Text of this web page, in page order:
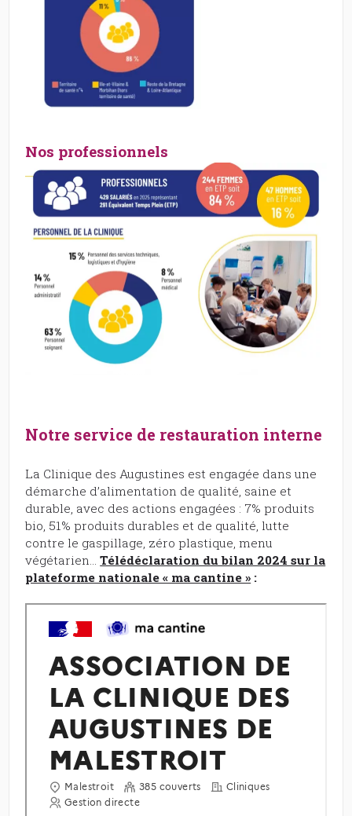
Nos professionnels
Notre service de restauration interne
La Clinique des Augustines est engagée dans une
démarche d’alimentation de qualité, saine et
durable, avec des actions engagées : 7% produits
bio, 51% produits durables et de qualité, lutte
contre le gaspillage, zéro plastique, menu
végétarien…Télédéclaration du bilan 2024 sur la
plateforme nationale « ma cantine » :